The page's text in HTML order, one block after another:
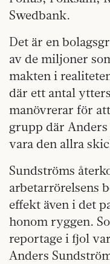
Swedbank.
Det är en
av de miljoner
makten i
där ett antal
manövrerar för
grupp där
vara den allra
Sundströms
arbetarrörelsens
effekt även i det
honom ryggen.
reportage i fjol
Anders